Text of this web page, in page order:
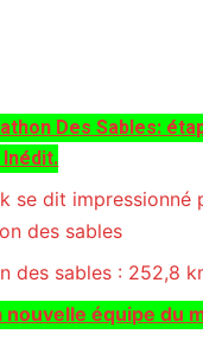
Des Sables:
se dit impressionné
des sables
des sables : 252,8
nouvelle équipe du